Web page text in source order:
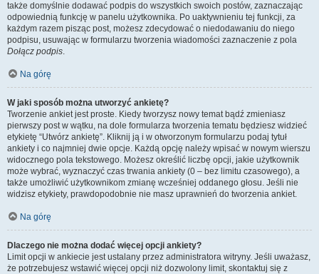
także domyślnie dodawać podpis do wszystkich swoich postów, zaznaczając
odpowiednią funkcję w panelu użytkownika. Po uaktywnieniu tej funkcji, za
każdym razem pisząc post, możesz zdecydować o niedodawaniu do niego
podpisu, usuwając w formularzu tworzenia wiadomości zaznaczenie z pola
Dołącz podpis.
Na górę
W jaki sposób można utworzyć ankietę?
Tworzenie ankiet jest proste. Kiedy tworzysz nowy temat bądź zmieniasz
pierwszy post w wątku, na dole formularza tworzenia tematu będziesz widzieć
etykietę “Utwórz ankietę”. Kliknij ją i w otworzonym formularzu podaj tytuł
ankiety i co najmniej dwie opcje. Każdą opcję należy wpisać w nowym wierszu
widocznego pola tekstowego. Możesz określić liczbę opcji, jakie użytkownik
może wybrać, wyznaczyć czas trwania ankiety (0 – bez limitu czasowego), a
także umożliwić użytkownikom zmianę wcześniej oddanego głosu. Jeśli nie
widzisz etykiety, prawdopodobnie nie masz uprawnień do tworzenia ankiet.
Na górę
Dlaczego nie można dodać więcej opcji ankiety?
Limit opcji w ankiecie jest ustalany przez administratora witryny. Jeśli uważasz,
że potrzebujesz wstawić więcej opcji niż dozwolony limit, skontaktuj się z